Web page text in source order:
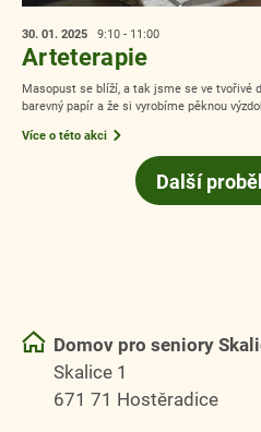
30. 01. 2025 9:10 - 11:00
Arteterapie
Masopust se blíží, a tak jsme se ve tvořivé
barevný papír a že si vyrobíme pěknou
Více o této akci
Další
Domov pro seniory
Skalice 1
671 71 Hostěradice